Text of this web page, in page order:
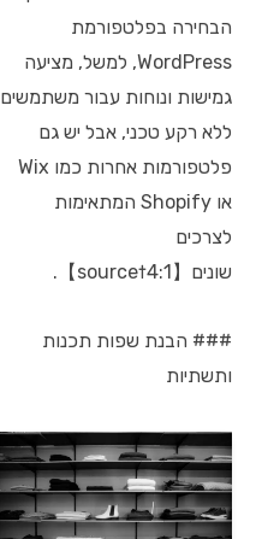
הבחירה בפלטפורמת
WordPress, למשל, מציעה
גמישות ונוחות עבור משתמשים
ללא רקע טכני, אבל יש גם
פלטפורמות אחרות כמו Wix
או Shopify המתאימות
לצרכים
שונים【4:1†source】.
### הבנת שפות תכנות
ותשתיות